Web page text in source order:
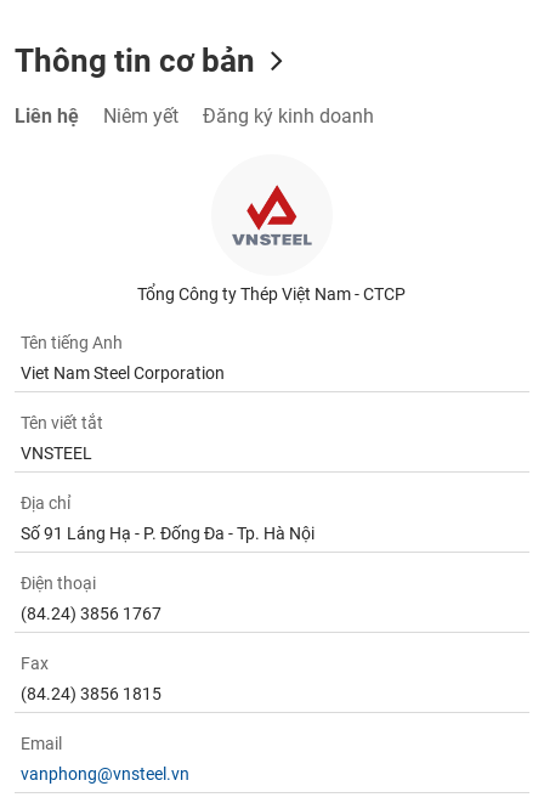
Thông tin cơ bản
Liên hệ Niêm yết Đăng ký kinh doanh
Tổng Công ty Thép Việt Nam - CTCP
Tên tiếng Anh
Viet Nam Steel Corporation
Tên viết tắt
VNSTEEL
Địa chỉ
Số 91 Láng Hạ - P. Đống Đa - Tp. Hà Nội
Điện thoại
(84.24) 3856 1767
Fax
(84.24) 3856 1815
Email
vanphong@vnsteel.vn